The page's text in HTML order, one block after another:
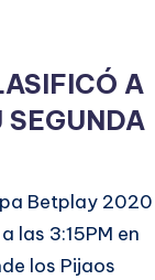
A
Betplay 2020
las 3:15PM en
los Pijaos